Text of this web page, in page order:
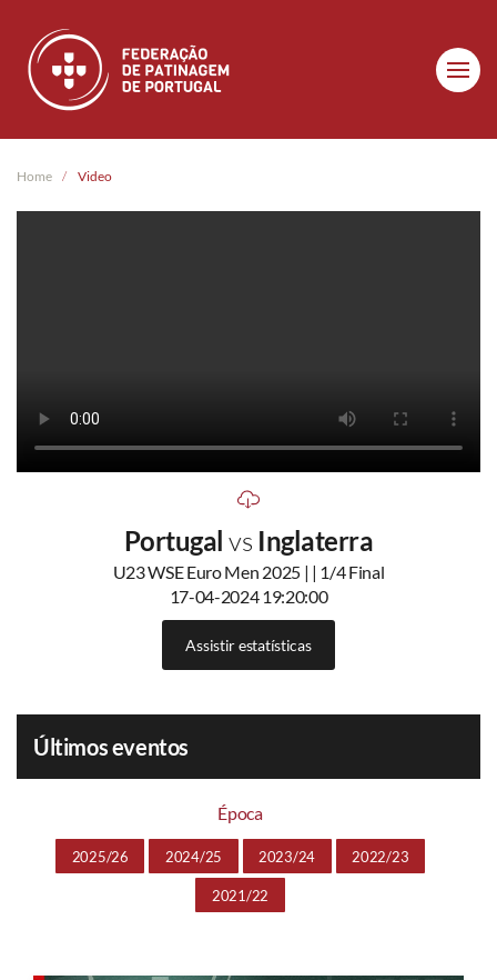
Skip to main content
Home Video
Portugalvs Inglaterra
U23 WSE Euro Men 2025 | | 1/4 Final
17-04-2024 19:20:00
Assistir estatísticas
Últimos eventos
Época
2025/26 2024/25 2023/24 2022/23
2021/22